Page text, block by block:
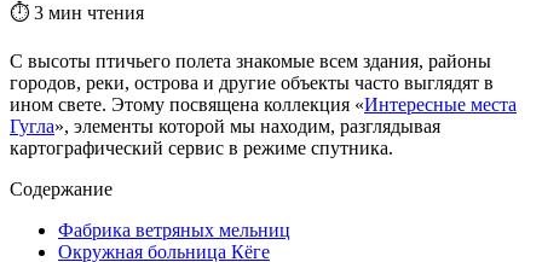
⏱ 3 мин чтения
С высоты птичьего полета знакомые всем здания, районы
городов, реки, острова и другие объекты часто выглядят в
ином свете. Этому посвящена коллекция «Интересные места
Гугла», элементы которой мы находим, разглядывая
картографический сервис в режиме спутника.
Содержание
Фабрика ветряных мельниц
Окружная больница Кёге